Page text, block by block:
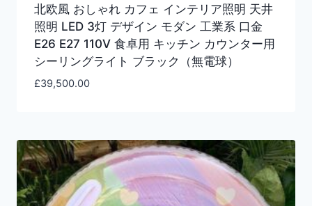
北欧風 おしゃれ カフェ インテリア照明 天井
照明 LED 3灯 デザイン モダン 工業系 口金
E26 E27 110V 食卓用 キッチン カウンター用
シーリングライト ブラック（無電球）
£39,500.00